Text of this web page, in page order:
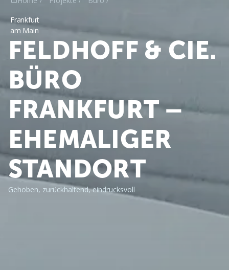
Frankfurt
am Main
FELDHOFF & CIE.
BÜRO
FRANKFURT –
EHEMALIGER
STANDORT
Gehoben, zurückhaltend, eindrucksvoll